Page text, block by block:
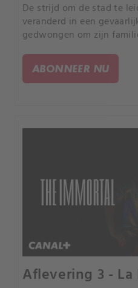
De strijd om de stad te
veranderd in een
gedwongen om zijn
tegenstander.
ABONNEER NU
Aflevering 3 -